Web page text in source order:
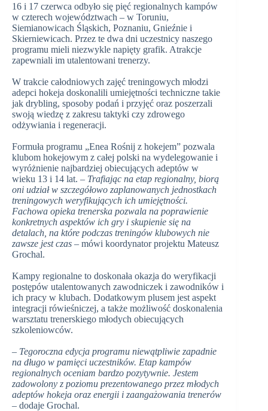
16 i 17 czerwca odbyło się pięć regionalnych kampów
w czterech województwach – w Toruniu,
Siemianowicach Śląskich, Poznaniu, Gnieźnie i
Skierniewicach. Przez te dwa dni uczestnicy naszego
programu mieli niezwykle napięty grafik. Atrakcje
zapewniali im utalentowani trenerzy.
W trakcie całodniowych zajęć treningowych młodzi
adepci hokeja doskonalili umiejętności techniczne takie
jak drybling, sposoby podań i przyjęć oraz poszerzali
swoją wiedzę z zakresu taktyki czy zdrowego
odżywiania i regeneracji.
Formuła programu „Enea Rośnij z hokejem” pozwala
klubom hokejowym z całej polski na wydelegowanie i
wyróżnienie najbardziej obiecujących adeptów w
wieku 13 i 14 lat. – Trafiając na etap regionalny, biorą
oni udział w szczegółowo zaplanowanych jednostkach
treningowych weryfikujących ich umiejętności.
Fachowa opieka trenerska pozwala na poprawienie
konkretnych aspektów ich gry i skupienie się na
detalach, na które podczas treningów klubowych nie
zawsze jest czas – mówi koordynator projektu Mateusz
Grochal.
Kampy regionalne to doskonała okazja do weryfikacji
postępów utalentowanych zawodniczek i zawodników i
ich pracy w klubach. Dodatkowym plusem jest aspekt
integracji rówieśniczej, a także możliwość doskonalenia
warsztatu trenerskiego młodych obiecujących
szkoleniowców.
– Tegoroczna edycja programu niewątpliwie zapadnie
na długo w pamięci uczestników. Etap kampów
regionalnych oceniam bardzo pozytywnie. Jestem
zadowolony z poziomu prezentowanego przez młodych
adeptów hokeja oraz energii i zaangażowania trenerów
– dodaje Grochal.